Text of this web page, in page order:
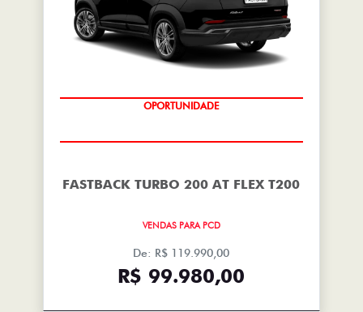
OPORTUNIDADE
FASTBACK TURBO 200 AT FLEX T200
VENDAS PARA PCD
De: R$ 119.990,00
R$ 99.980,00